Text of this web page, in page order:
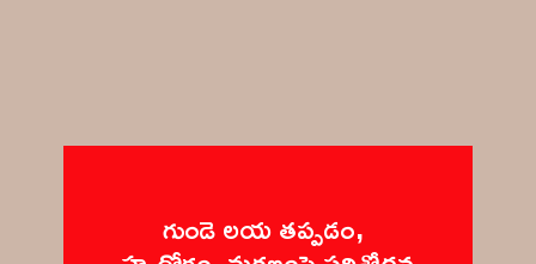
గుండె లయ తప్పడం,